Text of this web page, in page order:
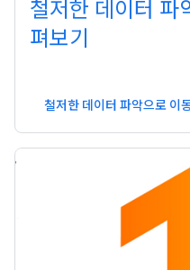
철저한 데이터 파
펴보기
철저한 데이터 파악으로 이